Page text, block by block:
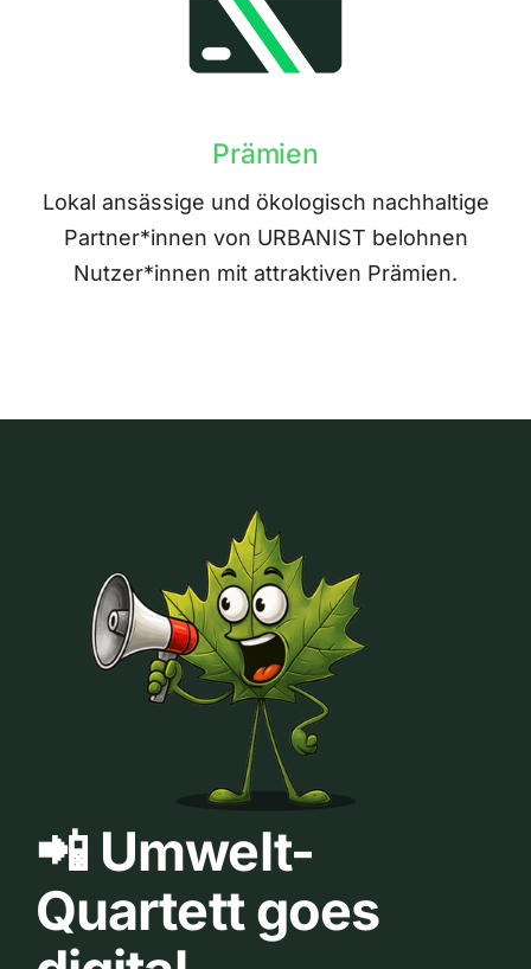
Prämien
Lokal ansässige und ökologisch nachhaltige
Partner*innen von URBANIST belohnen
Nutzer*innen mit attraktiven Prämien.
📲 Umwelt-
Quartett goes